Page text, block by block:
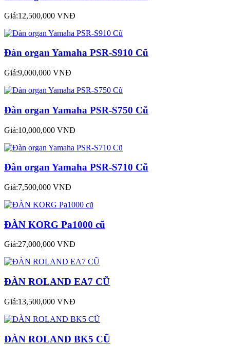
Giá:12,500,000 VNĐ
Đàn organ Yamaha PSR-S910 Cũ
Giá:9,000,000 VNĐ
Đàn organ Yamaha PSR-S750 Cũ
Giá:10,000,000 VNĐ
Đàn organ Yamaha PSR-S710 Cũ
Giá:7,500,000 VNĐ
ĐÀN KORG Pa1000 cũ
Giá:27,000,000 VNĐ
ĐÀN ROLAND EA7 CŨ
Giá:13,500,000 VNĐ
ĐÀN ROLAND BK5 CŨ